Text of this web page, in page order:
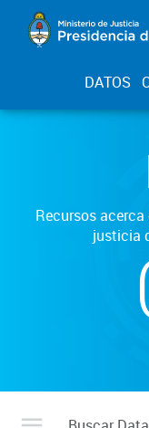
DATOS
Recursos
justicia